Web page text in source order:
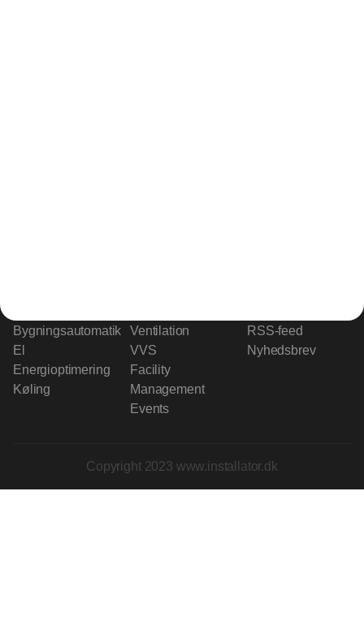
Bygningsautomatik
El
Energioptimering
Køling
Ventilation
VVS
Facility
Management
Events
RSS-feed
Nyhedsbrev
Copyright 2023 www.installator.dk